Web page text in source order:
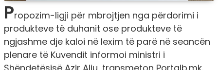
Propozim-ligji për mbrojtjen nga përdorimi i
produkteve të duhanit ose produkteve të
ngjashme dje kaloi në lexim të parë në seancën
plenare të Kuvendit informoi ministri i